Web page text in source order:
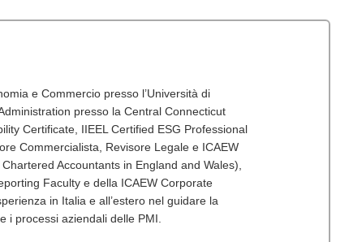
e Commercio presso l’Università di
presso la Central Connecticut
Certificate, IIEEL Certified ESG Professional
Commercialista, Revisore Legale e ICAEW
Accountants in England and Wales),
Faculty e della ICAEW Corporate
in Italia e all’estero nel guidare la
i processi aziendali delle PMI.